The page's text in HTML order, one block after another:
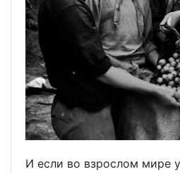
И если во взрослом мире